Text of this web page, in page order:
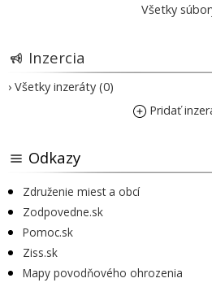
Všetky
Inzercia
› Všetky inzeráty (0)
Pridať
Odkazy
Združenie miest a obcí
Zodpovedne.sk
Pomoc.sk
Ziss.sk
Mapy povodňového ohrozenia